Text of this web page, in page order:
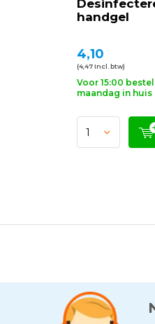
handgel
4,10
(4,47 Incl. btw)
Voor 15:00
maandag in huis